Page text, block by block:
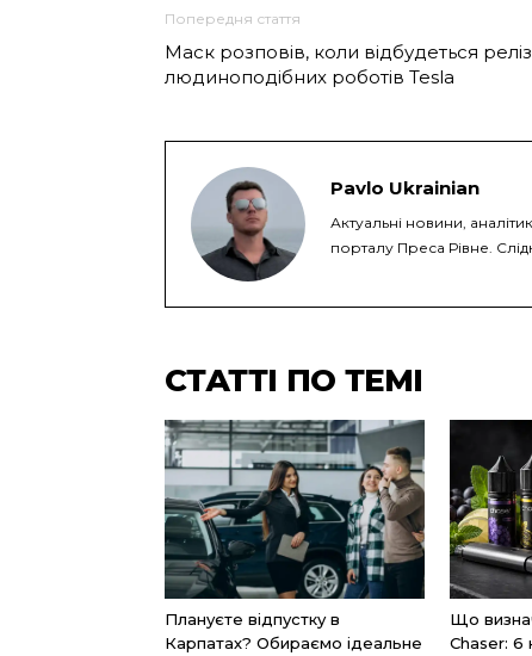
Попередня стаття
Маск розповів, коли відбудеться реліз
людиноподібних роботів Tesla
Pavlo Ukrainian
Актуальні новини,
порталу Преса Рівне.
СТАТТІ ПО ТЕМІ
Плануєте відпустку в
Карпатах? Обираємо ідеальне
Що
Chaser: 6